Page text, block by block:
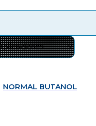
NORMAL BUTANOL